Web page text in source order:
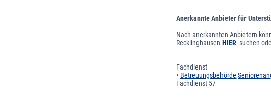
Anerkannte Anbieter für
Nach anerkannten Anbietern
Recklinghausen HIER suchen
Fachdienst
•
Fachdienst 57